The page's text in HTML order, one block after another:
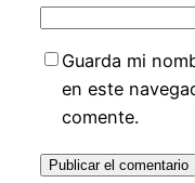
Guarda mi
en este
comente.